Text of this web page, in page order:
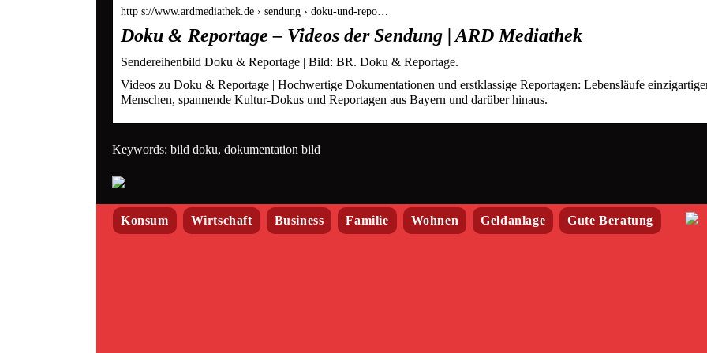
http s://www.ardmediathek.de › sendung › doku-und-repo…
Doku & Reportage – Videos der Sendung | ARD Mediathek
Sendereihenbild Doku & Reportage | Bild: BR. Doku & Reportage.
Videos zu Doku & Reportage | Hochwertige Dokumentationen und erstklassige Reportagen: Lebensläufe
Menschen, spannende Kultur-Dokus und Reportagen aus Bayern und darüber hinaus.
Keywords: bild doku, dokumentation bild
Konsum Wirtschaft Business Familie Wohnen Geldanlage Gute Beratung